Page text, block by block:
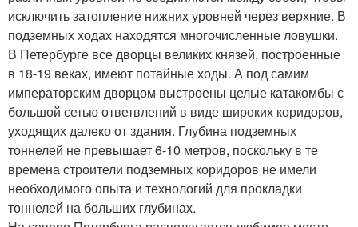
исключить затопление нижних уровней через верхние. В
подземных ходах находятся многочисленные ловушки.
В Петербурге все дворцы великих князей, построенные
в 18-19 веках, имеют потайные ходы. А под самим
императорским дворцом выстроены целые катакомбы с
большой сетью ответвлений в виде широких коридоров,
уходящих далеко от здания. Глубина подземных
тоннелей не превышает 6-10 метров, поскольку в те
времена строители подземных коридоров не имели
необходимого опыта и технологий для прокладки
тоннелей на больших глубинах.